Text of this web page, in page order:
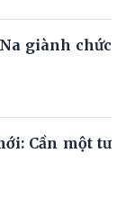
giành chức
Cần một tư